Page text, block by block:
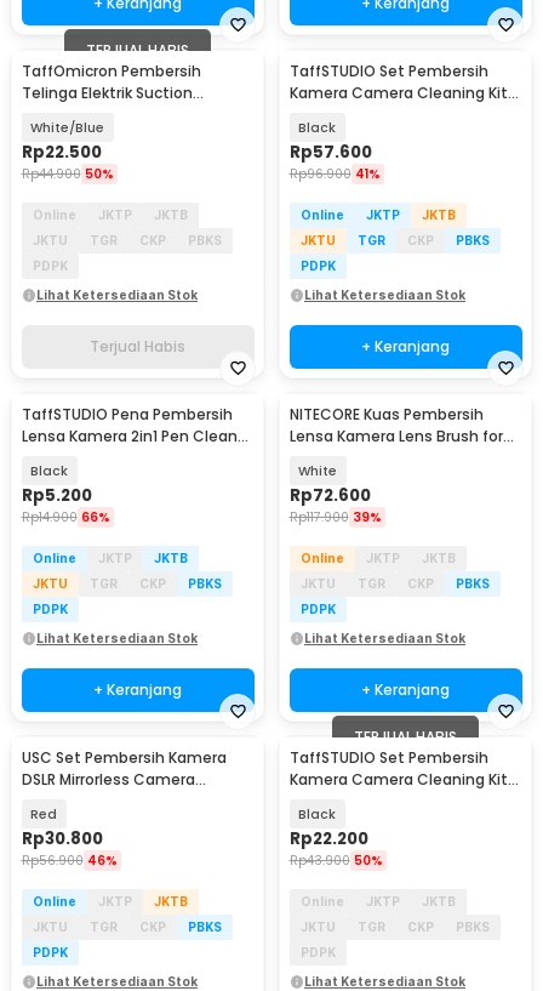
TERJUAL HABIS
TaffOmicron Pembersih
Telinga Elektrik Suction
White/Blue
Rp22.500
Rp44.900 50%
Online JKTP
JKTB
JKTU
TGR CKP
PBKS
PDPK
Lihat Ketersediaan Stok
Terjual Habis
TaffSTUDIO Set Pembersih
Kamera Camera Cleaning Kit
Black
Rp57.600
Rp96.900 41%
Online JKTP
JKTB
JKTU
TGR CKP
PBKS
PDPK
Lihat Ketersediaan Stok
+ Keranjang
TaffSTUDIO Pena Pembersih
Lensa Kamera 2in1 Pen Cleaner
Black
Rp5.200
Rp14.900 66%
Online JKTP
JKTB
JKTU
TGR CKP
PBKS
PDPK
Lihat Ketersediaan Stok
+ Keranjang
NITECORE Kuas Pembersih
Lensa Kamera Lens Brush for
White
Rp72.600
Rp117.900 39%
Online JKTP
JKTB
JKTU
TGR CKP
PBKS
PDPK
Lihat Ketersediaan Stok
+ Keranjang
USC Set Pembersih Kamera
DSLR Mirrorless Camera
Red
Rp30.800
Rp56.900 46%
Online JKTP
JKTB
JKTU
TGR CKP
PBKS
PDPK
Lihat Ketersediaan Stok
TERJUAL HABIS
TaffSTUDIO Set Pembersih
Kamera Camera Cleaning Kit
Black
Rp22.200
Rp43.900 50%
Online JKTP
JKTB
JKTU
TGR CKP
PBKS
PDPK
Lihat Ketersediaan Stok